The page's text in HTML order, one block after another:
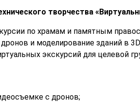
творчества
по храмам и памятным
и моделирование зданий в
экскурсий для целевой
с дронов;